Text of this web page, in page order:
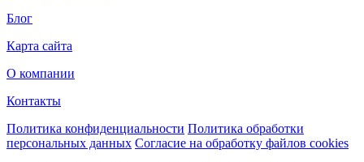
Блог
Карта сайта
О компании
Контакты
Политика конфиденциальности Политика обработки
персональных данных Согласие на обработку файлов cookies